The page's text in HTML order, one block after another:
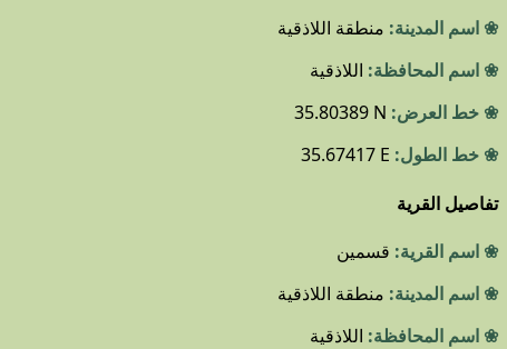
❀ اسم المدينة: منطقة اللاذقية
❀ اسم المحافظة: اللاذقية
❀ خط العرض: 35.80389 N
❀ خط الطول: 35.67417 E
تفاصيل القرية
❀ اسم القرية: قسمين
❀ اسم المدينة: منطقة اللاذقية
❀ اسم المحافظة: اللاذقية